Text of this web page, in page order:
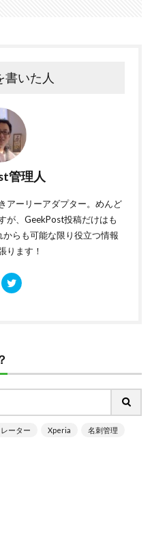
書いた人
管理人
アーリーアダプター。めんど
が、GeekPost投稿だけはも
らも可能な限り役立つ情報
ります！
ーター Xperia 名刺管理